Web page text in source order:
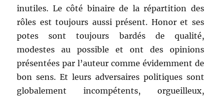
inutiles. Le côté binaire de la répartition des
rôles est toujours aussi présent. Honor et ses
potes sont toujours bardés de qualité,
modestes au possible et ont des opinions
présentées par l’auteur comme évidemment de
bon sens. Et leurs adversaires politiques sont
globalement incompétents, orgueilleux,